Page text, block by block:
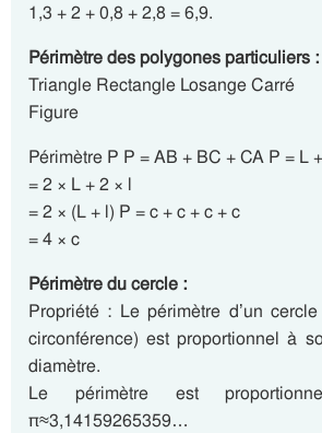
1,3 + 2 + 0,8 + 2,8 = 6,9.
Périmètre des polygones particuliers :
Triangle Rectangle Losange Carré
Figure
Périmètre P P = AB + BC + CA P = L
= 2 × L + 2 × l
= 2 × (L + l) P = c + c + c + c
= 4 × c
Périmètre du cercle :
Propriété : Le périmètre d’un
circonférence) est proportionnel à
diamètre.
Le périmètre est
π≈3,14159265359…